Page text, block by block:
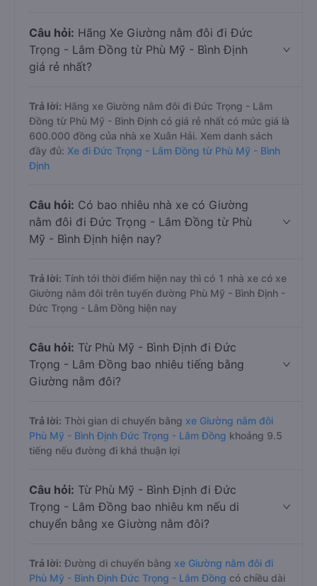
Câu hỏi: Hãng Xe Giường nằm đôi đi Đức
Trọng - Lâm Đồng từ Phù Mỹ - Bình Định
giá rẻ nhất?
Trả lời: Hãng xe Giường nằm đôi đi Đức Trọng - Lâm
Đồng từ Phù Mỹ - Bình Định có giá rẻ nhất có mức giá là
600.000 đồng của nhà xe Xuân Hải. Xem danh sách
đầy đủ: Xe đi Đức Trọng - Lâm Đồng từ Phù Mỹ - Bình
Định
Câu hỏi: Có bao nhiêu nhà xe có Giường
nằm đôi đi Đức Trọng - Lâm Đồng từ Phù
Mỹ - Bình Định hiện nay?
Trả lời: Tính tới thời điểm hiện nay thì có 1 nhà xe có xe
Giường nằm đôi trên tuyến đường Phù Mỹ - Bình Định -
Đức Trọng - Lâm Đồng hiện nay
Câu hỏi: Từ Phù Mỹ - Bình Định đi Đức
Trọng - Lâm Đồng bao nhiêu tiếng bằng
Giường nằm đôi?
Trả lời: Thời gian di chuyển bằng xe Giường nằm đôi
Phù Mỹ - Bình Định Đức Trọng - Lâm Đồng khoảng 9.5
tiếng nếu đường đi khá thuận lợi
Câu hỏi: Từ Phù Mỹ - Bình Định đi Đức
Trọng - Lâm Đồng bao nhiêu km nếu di
chuyển bằng xe Giường nằm đôi?
Trả lời: Đường di chuyển bằng xe Giường nằm đôi đi
Phù Mỹ - Bình Định Đức Trọng - Lâm Đồng có chiều dài